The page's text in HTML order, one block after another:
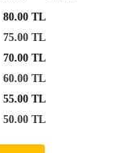
80.00 TL
75.00 TL
70.00 TL
60.00 TL
55.00 TL
50.00 TL